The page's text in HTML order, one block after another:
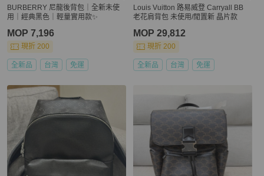
BURBERRY 尼龍後背包｜全新未使
用｜經典黑色｜輕量實用款✨
MOP 7,196
現折 200
全新品 台灣 免運
Louis Vuitton 路易威登 Carryall BB
老花肩背包 未使用/閒置新 晶片款
MOP 29,812
現折 200
全新品 台灣 免運